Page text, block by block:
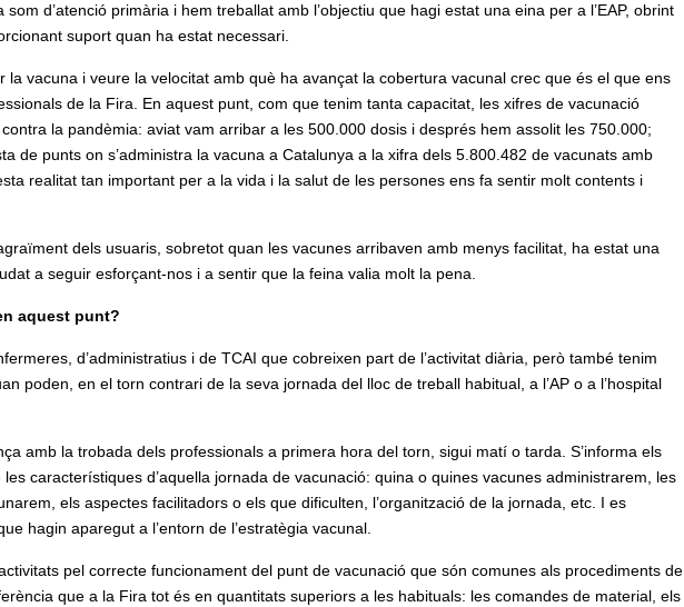
d’atenció primària i hem treballat amb l’objectiu que hagi estat una eina per a l’EAP, obrint
suport quan ha estat necessari.
la vacuna i veure la velocitat amb què ha avançat la cobertura vacunal crec que és el que ens
de la Fira. En aquest punt, com que tenim tanta capacitat, les xifres de vacunació
la pandèmia: aviat vam arribar a les 500.000 dosis i després hem assolit les 750.000;
de punts on s’administra la vacuna a Catalunya a la xifra dels 5.800.482 de vacunats amb
realitat tan important per a la vida i la salut de les persones ens fa sentir molt contents i
dels usuaris, sobretot quan les vacunes arribaven amb menys facilitat, ha estat una
a seguir esforçant-nos i a sentir que la feina valia molt la pena.
aquest punt?
d’administratius i de TCAI que cobreixen part de l’activitat diària, però també tenim
poden, en el torn contrari de la seva jornada del lloc de treball habitual, a l’AP o a l’hospital
amb la trobada dels professionals a primera hora del torn, sigui matí o tarda. S’informa els
característiques d’aquella jornada de vacunació: quina o quines vacunes administrarem, les
els aspectes facilitadors o els que dificulten, l’organització de la jornada, etc. I es
hagin aparegut a l’entorn de l’estratègia vacunal.
pel correcte funcionament del punt de vacunació que són comunes als procediments de
que a la Fira tot és en quantitats superiors a les habituals: les comandes de material, els